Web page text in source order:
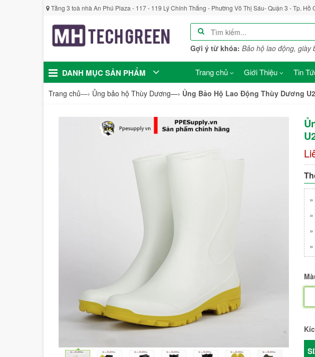
Tầng 3 toà nhà An Phú Plaza - 117 - 119 Lý Chính Thắng - Phường Võ Thị Sáu- Quận 3 - Tp. Hồ
Gợi ý từ khóa: Bảo hộ lao động, giày
DANH MỤC SẢN PHẨM Trang chủ Giới Thiệu Tin
Trang chủ—› Ủng bảo hộ Thùy Dương—› Ủng Bảo Hộ Lao Động Thùy Dương
»
»
»
»